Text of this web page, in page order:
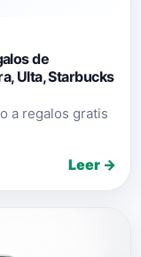
de
Ulta, Starbucks
a regalos gratis
Leer →